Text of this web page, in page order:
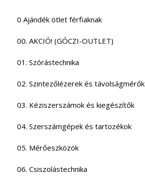
0 Ajándék ötlet férfiaknak
00. AKCIÓ! (GÓCZI-OUTLET)
01. Szórástechnika
02. Szintezőlézerek és távolságmérők
03. Kéziszerszámok és kiegészítők
04. Szerszámgépek és tartozékok
05. Mérőeszközök
06. Csiszolástechnika